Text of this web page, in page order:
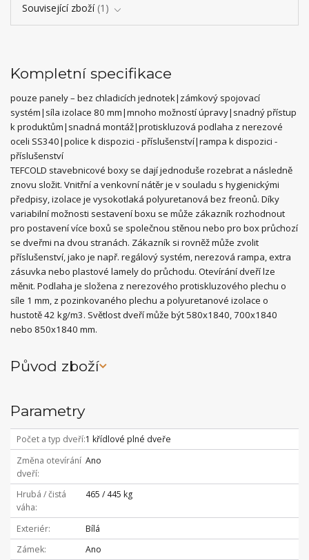
Související zboží 1
Kompletní specifikace
pouze panely – bez chladicích jednotek|zámkový spojovací
systém|síla izolace 80 mm|mnoho možností úpravy|snadný přístup
k produktům|snadná montáž|protiskluzová podlaha z nerezové
oceli SS340|police k dispozici - příslušenství|rampa k dispozici -
příslušenství
TEFCOLD stavebnicové boxy se dají jednoduše rozebrat a následně
znovu složit. Vnitřní a venkovní nátěr je v souladu s hygienickými
předpisy, izolace je vysokotlaká polyuretanová bez freonů. Díky
variabilní možnosti sestavení boxu se může zákazník rozhodnout
pro postavení více boxů se společnou stěnou nebo pro box průchozí
se dveřmi na dvou stranách. Zákazník si rovněž může zvolit
příslušenství, jako je např. regálový systém, nerezová rampa, extra
zásuvka nebo plastové lamely do průchodu. Otevírání dveří lze
měnit. Podlaha je složena z nerezového protiskluzového plechu o
síle 1 mm, z pozinkovaného plechu a polyuretanové izolace o
hustotě 42 kg/m3. Světlost dveří může být 580x1840, 700x1840
nebo 850x1840 mm.
Původ zboží
Parametry
Počet a typ dveří 1 křídlové plné dveře
Změna otevírání
dveří
Ano
Hrubá / čistá
váha
465 / 445 kg
Exteriér
Bílá
Zámek
Ano